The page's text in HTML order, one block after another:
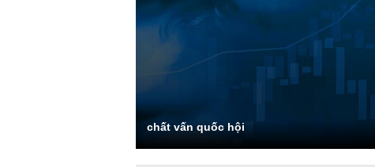
chất vấn quốc hội